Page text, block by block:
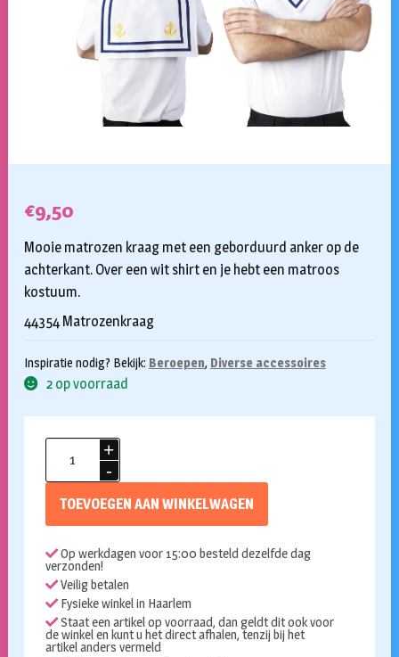
€9,50
Mooie matrozen kraag met een geborduurd anker op de
achterkant. Over een wit shirt en je hebt een matroos
kostuum.
44354 Matrozenkraag
Inspiratie nodig? Bekijk: Beroepen, Diverse accessoires
2 op voorraad
Matrozenkraag
anker
TOEVOEGEN AAN WINKELWAGEN
Op werkdagen voor 15:00 besteld dezelfde dag
verzonden!
Veilig betalen
Fysieke winkel in Haarlem
Staat een artikel op voorraad, dan geldt dit ook voor
de winkel en kunt u het direct afhalen, tenzij bij het
artikel anders vermeld